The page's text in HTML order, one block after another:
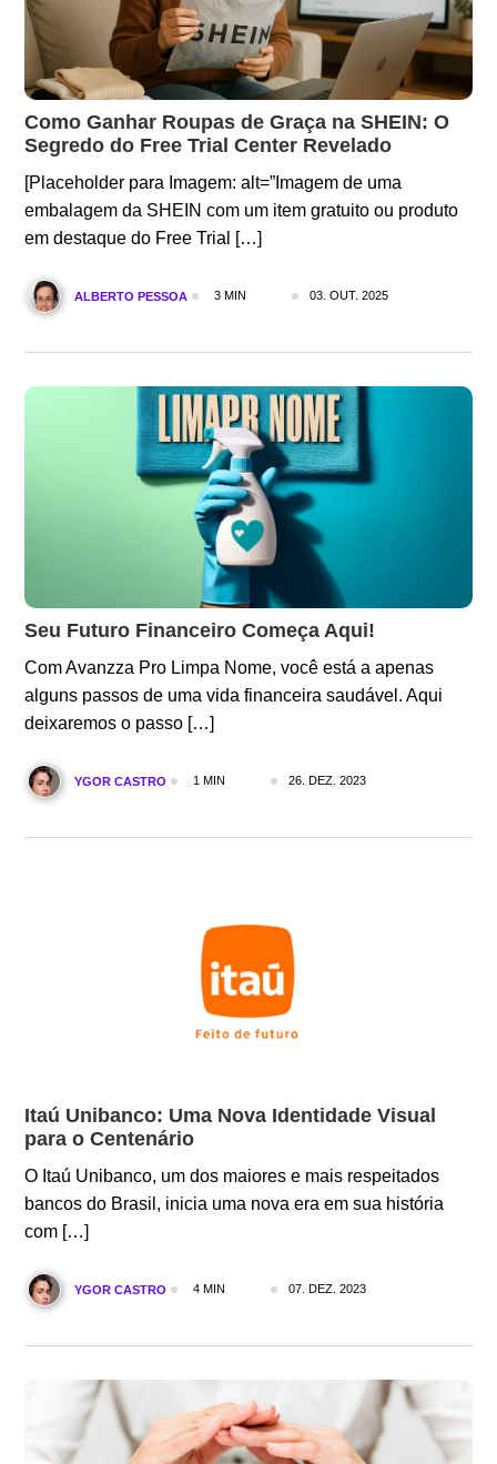
Como Ganhar Roupas de Graça na SHEIN: O
Segredo do Free Trial Center Revelado
[Placeholder para Imagem: alt=”Imagem de uma
embalagem da SHEIN com um item gratuito ou produto
em destaque do Free Trial […]
ALBERTO PESSOA 3 MIN 03. OUT. 2025
Seu Futuro Financeiro Começa Aqui!
Com Avanzza Pro Limpa Nome, você está a apenas
alguns passos de uma vida financeira saudável. Aqui
deixaremos o passo […]
YGOR CASTRO 1 MIN 26. DEZ. 2023
Itaú Unibanco: Uma Nova Identidade Visual
para o Centenário
O Itaú Unibanco, um dos maiores e mais respeitados
bancos do Brasil, inicia uma nova era em sua história
com […]
YGOR CASTRO 4 MIN 07. DEZ. 2023